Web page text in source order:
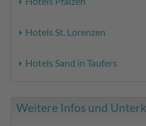
Hotels St. Lorenzen
Hotels Sand in Taufers
Weitere Infos und